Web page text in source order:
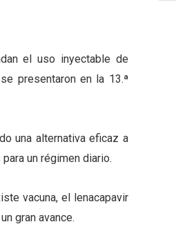
el uso inyectable de
presentaron en la 13.ª
una alternativa eficaz a
un régimen diario.
vacuna, el lenacapavir
gran avance.